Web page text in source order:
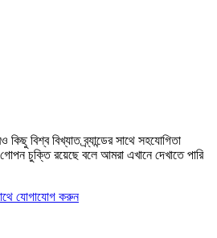
বিশ্ব বিখ্যাত ব্র্যান্ডের সাথে সহযোগিতা
চুক্তি রয়েছে বলে আমরা এখানে দেখাতে পারি
যোগাযোগ করুন